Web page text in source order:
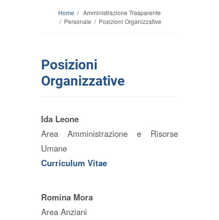
Home / Amministrazione Trasparente
/ Personale / Posizioni Organizzative
Posizioni
Organizzative
Ida Leone
Area Amministrazione e Risorse
Umane
Curriculum Vitae
Romina Mora
Area Anziani